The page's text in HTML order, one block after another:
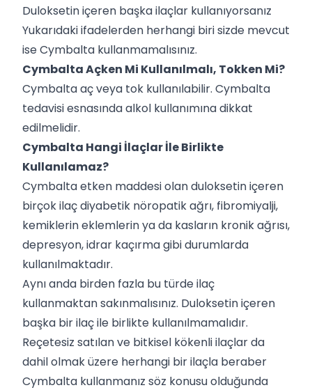
Duloksetin içeren başka ilaçlar kullanıyorsanız
Yukarıdaki ifadelerden herhangi biri sizde mevcut
ise Cymbalta kullanmamalısınız.
Cymbalta Açken Mi Kullanılmalı, Tokken Mi?
Cymbalta aç veya tok kullanılabilir. Cymbalta
tedavisi esnasında alkol kullanımına dikkat
edilmelidir.
Cymbalta Hangi İlaçlar İle Birlikte
Kullanılamaz?
Cymbalta etken maddesi olan duloksetin içeren
birçok ilaç diyabetik nöropatik ağrı, fibromiyalji,
kemiklerin eklemlerin ya da kasların kronik ağrısı,
depresyon, idrar kaçırma gibi durumlarda
kullanılmaktadır.
Aynı anda birden fazla bu türde ilaç
kullanmaktan sakınmalısınız. Duloksetin içeren
başka bir ilaç ile birlikte kullanılmamalıdır.
Reçetesiz satılan ve bitkisel kökenli ilaçlar da
dahil olmak üzere herhangi bir ilaçla beraber
Cymbalta kullanmanız söz konusu olduğunda